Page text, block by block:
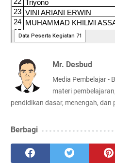
Mr. Desbud
Media Pembelajar -
materi
pendidikan dasar, menengah, dan
Berbagi